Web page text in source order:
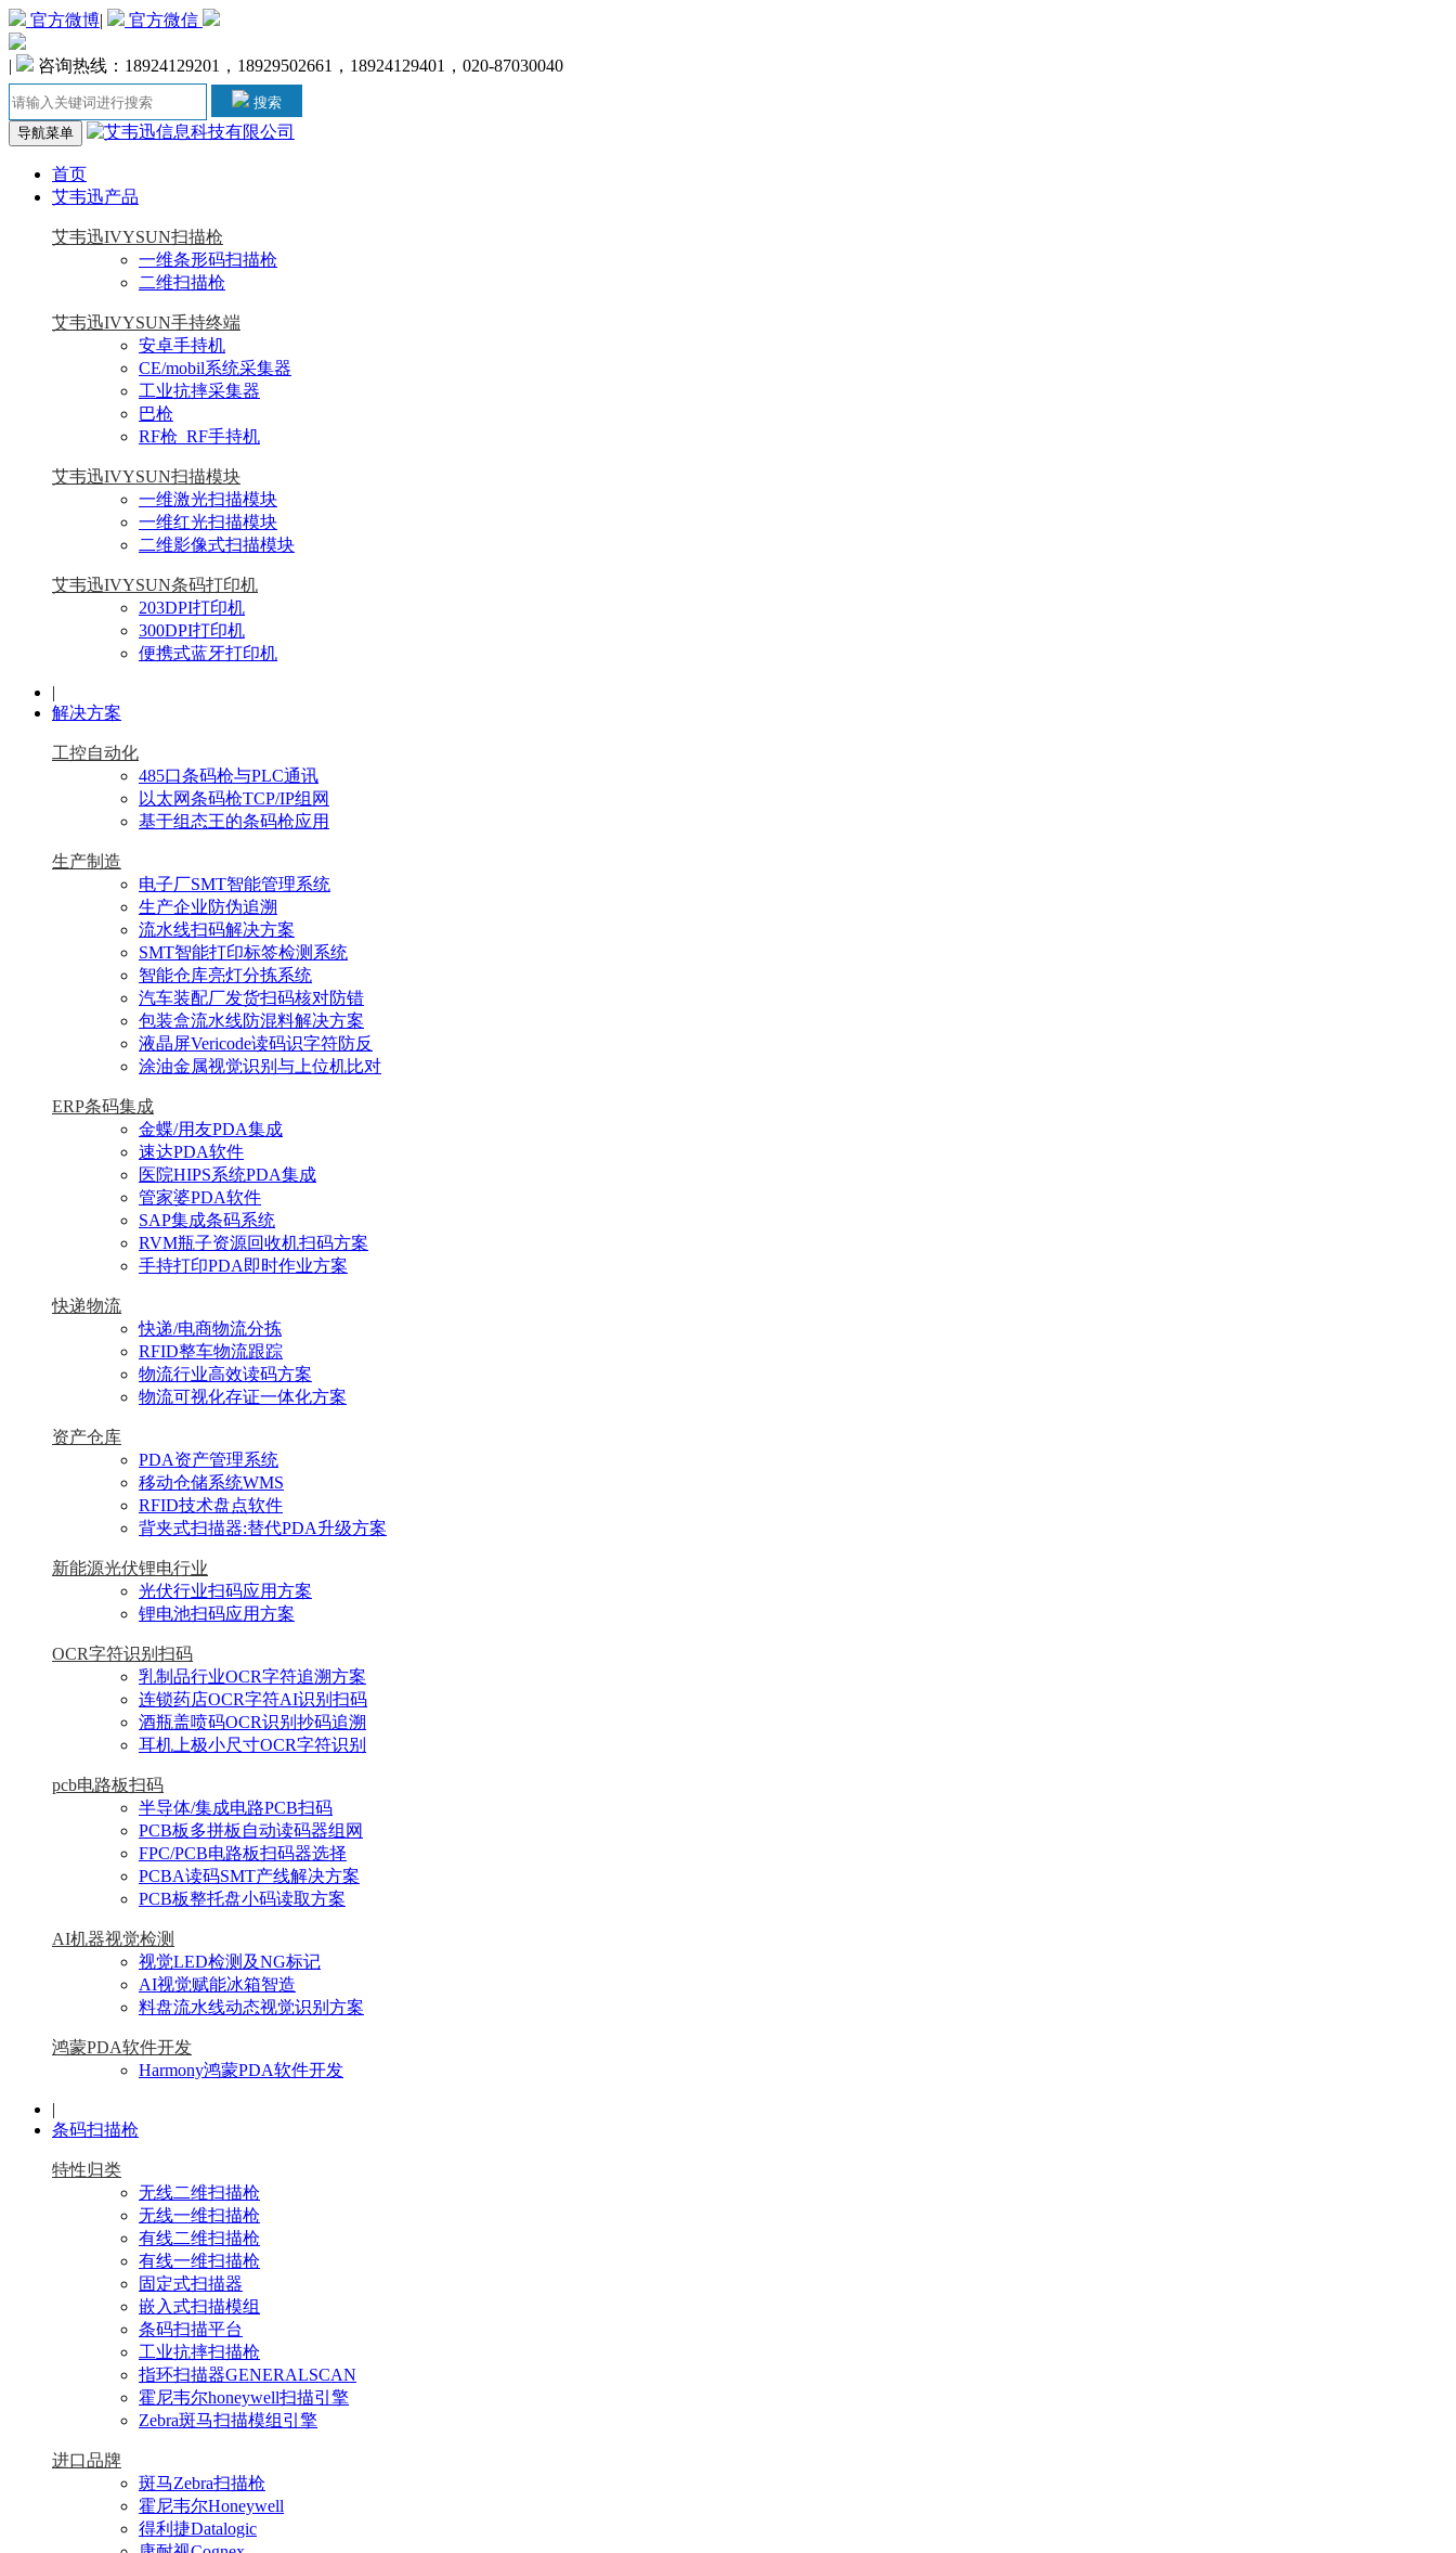
官方微博| 官方微信
| 咨询热线：18924129201，18929502661，18924129401，020-87030040
搜索
导航菜单
首页
艾韦迅产品
艾韦迅IVYSUN扫描枪
一维条形码扫描枪
二维扫描枪
艾韦迅IVYSUN手持终端
安卓手持机
CE/mobil系统采集器
工业抗摔采集器
巴枪
RF枪_RF手持机
艾韦迅IVYSUN扫描模块
一维激光扫描模块
一维红光扫描模块
二维影像式扫描模块
艾韦迅IVYSUN条码打印机
203DPI打印机
300DPI打印机
便携式蓝牙打印机
|
解决方案
工控自动化
485口条码枪与PLC通讯
以太网条码枪TCP/IP组网
基于组态王的条码枪应用
生产制造
电子厂SMT智能管理系统
生产企业防伪追溯
流水线扫码解决方案
SMT智能打印标签检测系统
智能仓库亮灯分拣系统
汽车装配厂发货扫码核对防错
包装盒流水线防混料解决方案
液晶屏Vericode读码识字符防反
涂油金属视觉识别与上位机比对
ERP条码集成
金蝶/用友PDA集成
速达PDA软件
医院HIPS系统PDA集成
管家婆PDA软件
SAP集成条码系统
RVM瓶子资源回收机扫码方案
手持打印PDA即时作业方案
快递物流
快递/电商物流分拣
RFID整车物流跟踪
物流行业高效读码方案
物流可视化存证一体化方案
资产仓库
PDA资产管理系统
移动仓储系统WMS
RFID技术盘点软件
背夹式扫描器:替代PDA升级方案
新能源光伏锂电行业
光伏行业扫码应用方案
锂电池扫码应用方案
OCR字符识别扫码
乳制品行业OCR字符追溯方案
连锁药店OCR字符AI识别扫码
酒瓶盖喷码OCR识别抄码追溯
耳机上极小尺寸OCR字符识别
pcb电路板扫码
半导体/集成电路PCB扫码
PCB板多拼板自动读码器组网
FPC/PCB电路板扫码器选择
PCBA读码SMT产线解决方案
PCB板整托盘小码读取方案
AI机器视觉检测
视觉LED检测及NG标记
AI视觉赋能冰箱智造
料盘流水线动态视觉识别方案
鸿蒙PDA软件开发
Harmony鸿蒙PDA软件开发
|
条码扫描枪
特性归类
无线二维扫描枪
无线一维扫描枪
有线二维扫描枪
有线一维扫描枪
固定式扫描器
嵌入式扫描模组
条码扫描平台
工业抗摔扫描枪
指环扫描器GENERALSCAN
霍尼韦尔honeywell扫描引擎
Zebra斑马扫描模组引擎
进口品牌
斑马Zebra扫描枪
霍尼韦尔Honeywell
得利捷Datalogic